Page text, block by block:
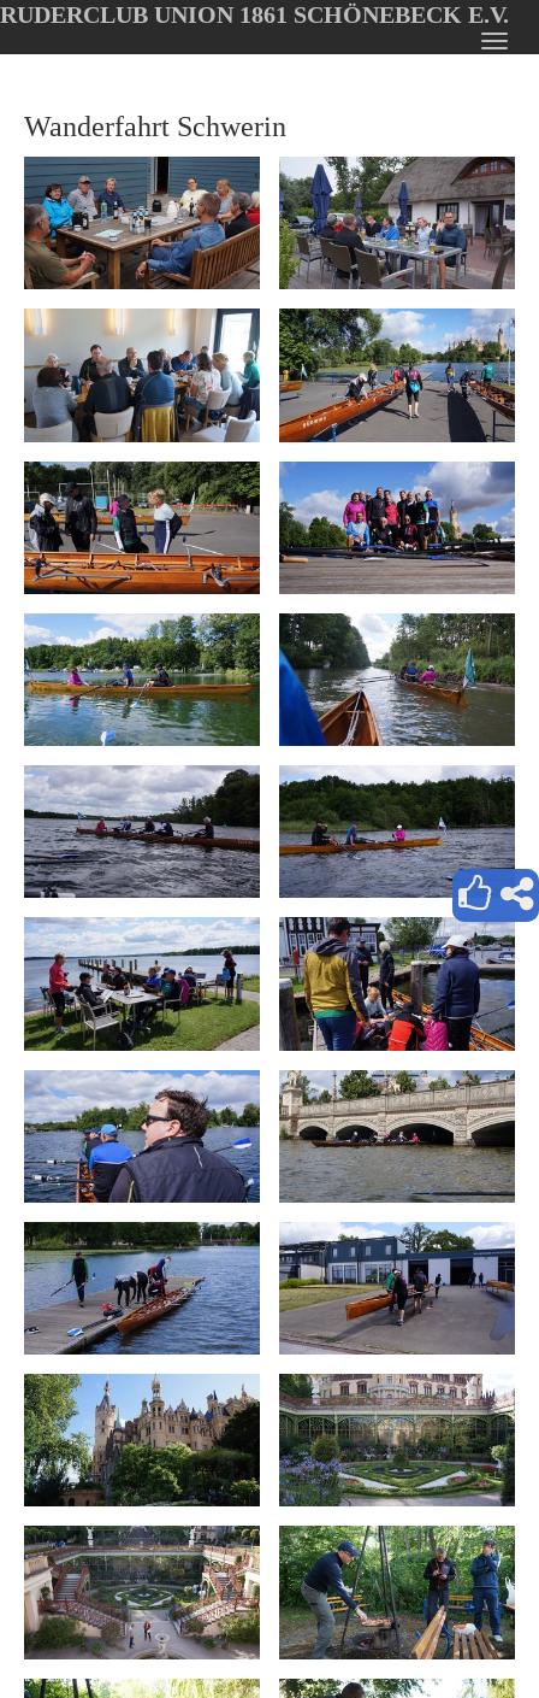
Oops, an error occurred! Code: 202608061843488761442e
main
content
RUDERCLUB UNION 1861 SCHÖNEBECK E.V.
Wanderfahrt Schwerin